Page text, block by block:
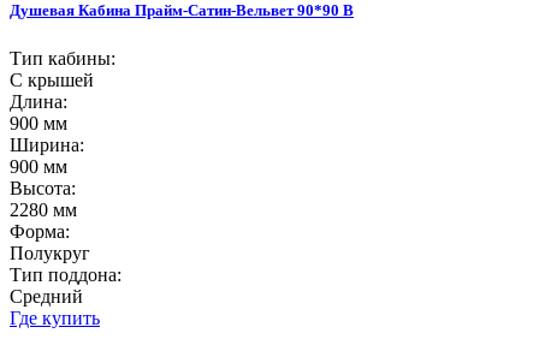
Душевая Кабина Прайм-Сатин-Вельвет 90*90 В
Тип кабины:
С крышей
Длина:
900 мм
Ширина:
900 мм
Высота:
2280 мм
Форма:
Полукруг
Тип поддона:
Средний
Где купить